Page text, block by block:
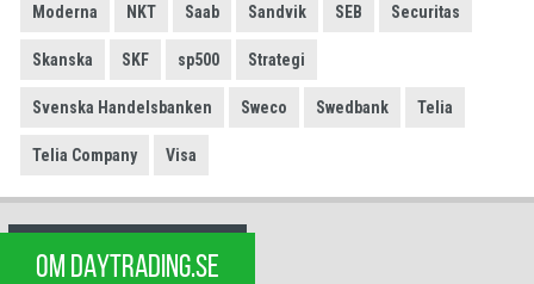
Moderna NKT Saab Sandvik SEB Securitas
Skanska SKF sp500 Strategi
Svenska Handelsbanken Sweco Swedbank Telia
Telia Company Visa
OM DAYTRADING.SE